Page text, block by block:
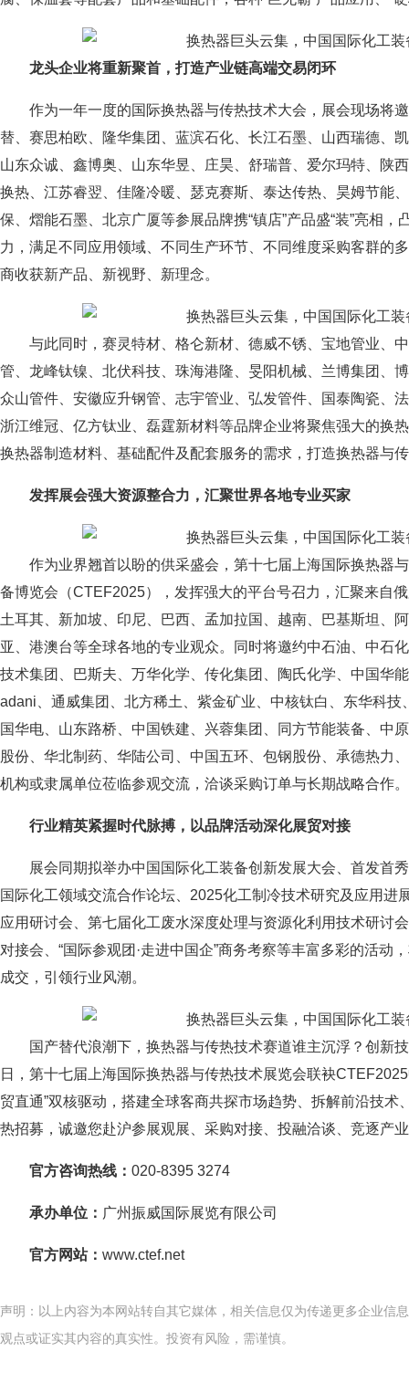
龙头企业将重新聚首，打造产业链高端交易闭环
作为一年一度的国际换热器与传热技术大会，展会现场将
替、赛思柏欧、隆华集团、蓝滨石化、长江石墨、山西瑞德、
山东众诚、鑫博奥、山东华昱、庄昊、舒瑞普、爱尔玛特、陕
换热、江苏睿翌、佳隆冷暖、瑟克赛斯、泰达传热、昊姆节能
保、熠能石墨、北京广厦等参展品牌携“镇店”产品盛“装”亮相
力，满足不同应用领域、不同生产环节、不同维度采购客群的
商收获新产品、新视野、新理念。
与此同时，赛灵特材、格仑新材、德威不锈、宝地管业、
管、龙峰钛镍、北伏科技、珠海港隆、旻阳机械、兰博集团、
众山管件、安徽应升钢管、志宇管业、弘发管件、国泰陶瓷、
浙江维冠、亿方钛业、磊霆新材料等品牌企业将聚焦强大的换
换热器制造材料、基础配件及配套服务的需求，打造换热器与
发挥展会强大资源整合力 ， 汇聚世界各地专业买家
作为业界翘首以盼的供采盛会，第十七届上海国际换热器
备博览会（CTEF2025），发挥强大的平台号召力，汇聚来自
土耳其、新加坡、印尼、巴西、孟加拉国、越南、巴基斯坦、
亚、港澳台等全球各地的专业观众。同时将邀约中石油、中石
技术集团、巴斯夫、万华化学、传化集团、陶氏化学、中国华
adani、通威集团、北方稀土、紫金矿业、中核钛白、东华科
国华电、山东路桥、中国铁建、兴蓉集团、同方节能装备、中
股份、华北制药、华陆公司、中国五环、包钢股份、承德热力
机构或隶属单位莅临参观交流，洽谈采购订单与长期战略合作。
行业精英紧握时代脉搏，以品牌活动深化展贸对接
展会同期拟举办中国国际化工装备创新发展大会、首发首
国际化工领域交流合作论坛、2025化工制冷技术研究及应用进
应用研讨会、第七届化工废水深度处理与资源化利用技术研讨
对接会、“国际参观团·走进中国企”商务考察等丰富多彩的活动
成交，引领行业风潮。
国产替代浪潮下，换热器与传热技术赛道谁主沉浮？创新
日，第十七届上海国际换热器与传热技术展览会联袂
贸直通”双核驱动，搭建全球客商共探市场趋势、拆解前沿技
热招募，诚邀您赴沪参展观展、采购对接、投融洽谈、竞逐产
官方咨询热线： 020-8395 3274
承办单位： 广州振威国际展览有限公司
官方网站： www.ctef.net
声明：以上内容为本网站转自其它媒体，相关信息仅为传递更多企业信
观点或证实其内容的真实性。投资有风险，需谨慎。